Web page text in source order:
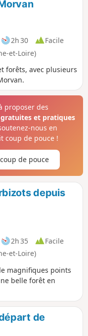
2h 30
Facile
et-Loire)
forêts, avec plusieurs
proposer des
et pratiques
nous en
coup de pouce !
de pouce
depuis
2h 35
Facile
et-Loire)
magnifiques points
belle forêt en
de